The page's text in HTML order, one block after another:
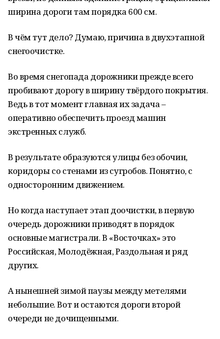
ширина дороги там порядка 600 см.
В чём тут дело? Думаю, причина в двухэтапной
снегоочистке.
Во время снегопада дорожники прежде всего
пробивают дорогу в ширину твёрдого покрытия.
Ведь в тот момент главная их задача –
оперативно обеспечить проезд машин
экстренных служб.
В результате образуются улицы без обочин,
коридоры со стенами из сугробов. Понятно, с
односторонним движением.
Но когда наступает этап доочистки, в первую
очередь дорожники приводят в порядок
основные магистрали. В «Восточках» это
Российская, Молодёжная, Раздольная и ряд
других.
А нынешней зимой паузы между метелями
небольшие. Вот и остаются дороги второй
очереди не дочищенными.